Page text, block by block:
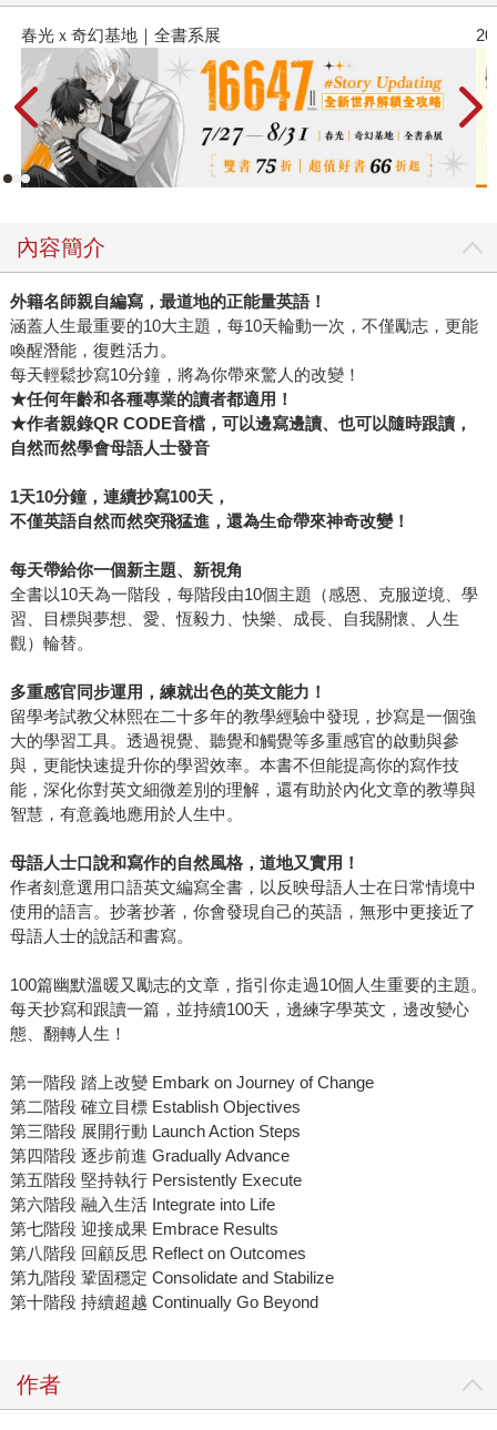
春光ｘ奇幻基地｜全書系展
內容簡介
外籍名師親自編寫，最道地的正能量英語！
涵蓋人生最重要的10大主題，每10天輪動一次，不僅勵志，更能
喚醒潛能，復甦活力。
每天輕鬆抄寫10分鐘，將為你帶來驚人的改變！
★任何年齡和各種專業的讀者都適用！
★作者親錄QR CODE音檔，可以邊寫邊讀、也可以隨時跟讀，
自然而然學會母語人士發音
1天10分鐘，連續抄寫100天，
不僅英語自然而然突飛猛進，還為生命帶來神奇改變！
每天帶給你一個新主題、新視角
全書以10天為一階段，每階段由10個主題（感恩、克服逆境、學
習、目標與夢想、愛、恆毅力、快樂、成長、自我關懷、人生
觀）輪替。
多重感官同步運用，練就出色的英文能力！
留學考試教父林熙在二十多年的教學經驗中發現，抄寫是一個強
大的學習工具。透過視覺、聽覺和觸覺等多重感官的啟動與參
與，更能快速提升你的學習效率。本書不但能提高你的寫作技
能，深化你對英文細微差別的理解，還有助於內化文章的教導與
智慧，有意義地應用於人生中。
母語人士口說和寫作的自然風格，道地又實用！
作者刻意選用口語英文編寫全書，以反映母語人士在日常情境中
使用的語言。抄著抄著，你會發現自己的英語，無形中更接近了
母語人士的說話和書寫。
100篇幽默溫暖又勵志的文章，指引你走過10個人生重要的主題。
每天抄寫和跟讀一篇，並持續100天，邊練字學英文，邊改變心
態、翻轉人生！
第一階段 踏上改變 Embark on Journey of Change
第二階段 確立目標 Establish Objectives
第三階段 展開行動 Launch Action Steps
第四階段 逐步前進 Gradually Advance
第五階段 堅持執行 Persistently Execute
第六階段 融入生活 Integrate into Life
第七階段 迎接成果 Embrace Results
第八階段 回顧反思 Reflect on Outcomes
第九階段 鞏固穩定 Consolidate and Stabilize
第十階段 持續超越 Continually Go Beyond
作者